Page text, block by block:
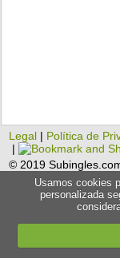
Legal | Política de
|
© 2019
Usamos cookies
personalizada